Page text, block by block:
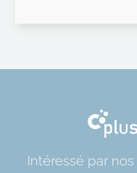
Intéressé par